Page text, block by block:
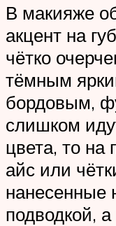
В макияже
акцент на
чётко
тёмным
бордовым,
слишком
цвета, то
айс или
нанесенные
подводкой,